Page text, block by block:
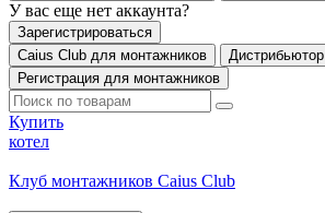
У вас еще нет аккаунта?
Зарегистрироваться
Caius Club для монтажников
Дистрибьютор
Регистрация для монтажников
Купить
котел
Клуб монтажников Caius Club